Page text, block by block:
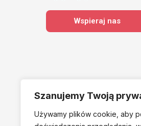
Szanujemy Twoją
Używamy plików cookie, aby
Wspieraj nas
Należymy do